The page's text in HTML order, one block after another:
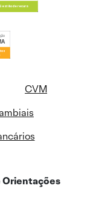
CVM
Orientações